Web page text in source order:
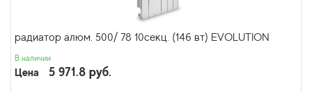
радиатор алюм. 500/ 78 10секц. (146 вт) EVOLUTION
В наличии
Цена 5 971.8 руб.